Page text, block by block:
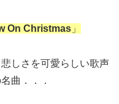
On Christmas 」
しさを可愛らしい歌声
曲．．．